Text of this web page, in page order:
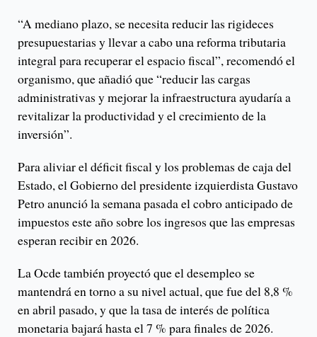
“A mediano plazo, se necesita reducir las rigideces
presupuestarias y llevar a cabo una reforma tributaria
integral para recuperar el espacio fiscal”, recomendó el
organismo, que añadió que “reducir las cargas
administrativas y mejorar la infraestructura ayudaría a
revitalizar la productividad y el crecimiento de la
inversión”.
Para aliviar el déficit fiscal y los problemas de caja del
Estado, el Gobierno del presidente izquierdista Gustavo
Petro anunció la semana pasada el cobro anticipado de
impuestos este año sobre los ingresos que las empresas
esperan recibir en 2026.
La Ocde también proyectó que el desempleo se
mantendrá en torno a su nivel actual, que fue del 8,8 %
en abril pasado, y que la tasa de interés de política
monetaria bajará hasta el 7 % para finales de 2026.